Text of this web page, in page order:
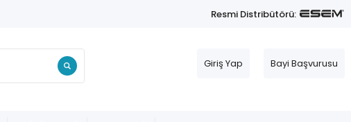
Resmi Distribütörü:
Bayi Başvurusu
Giriş Yap